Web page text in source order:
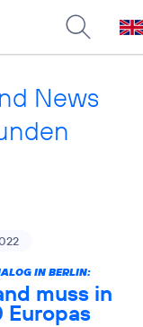
News
IN BERLIN:
muss in
Europas